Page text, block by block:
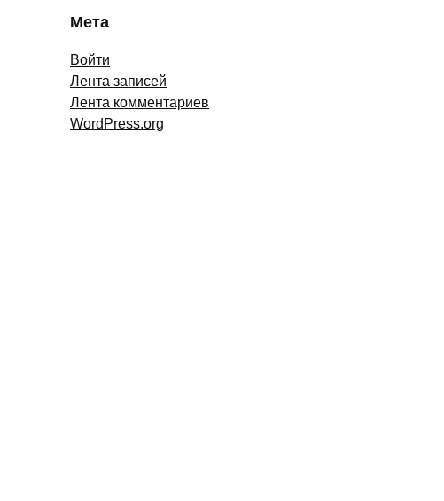
Мета
Войти
Лента записей
Лента комментариев
WordPress.org